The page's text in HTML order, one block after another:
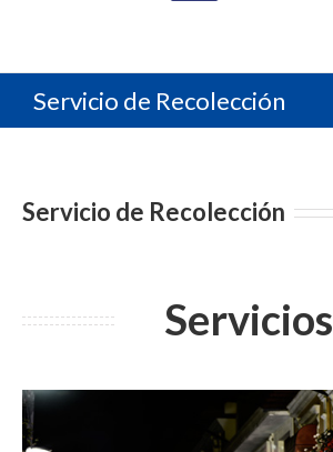
Servicio de Recolección
Servicio de Recolección
Servicios